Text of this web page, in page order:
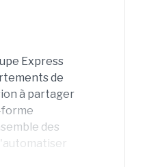
Express
de
à partager
forme
des